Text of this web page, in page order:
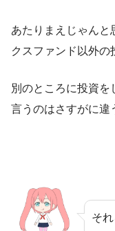
あたりまえじゃんと
クスファンド以外の
別のところに投資を
言うのはさすがに違
そ